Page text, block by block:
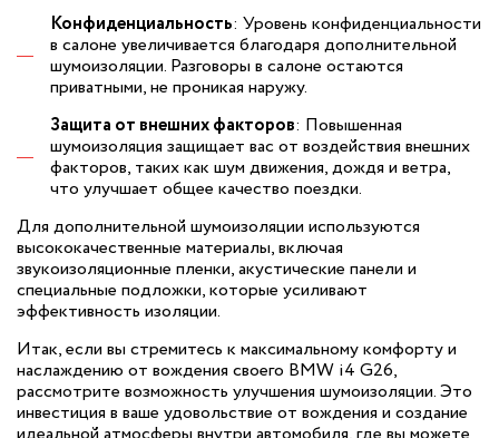
Конфиденциальность: Уровень конфиденциальности
в салоне увеличивается благодаря дополнительной
шумоизоляции. Разговоры в салоне остаются
приватными, не проникая наружу.
Защита от внешних факторов: Повышенная
шумоизоляция защищает вас от воздействия внешних
факторов, таких как шум движения, дождя и ветра,
что улучшает общее качество поездки.
Для дополнительной шумоизоляции используются
высококачественные материалы, включая
звукоизоляционные пленки, акустические панели и
специальные подложки, которые усиливают
эффективность изоляции.
Итак, если вы стремитесь к максимальному комфорту и
наслаждению от вождения своего BMW i4 G26,
рассмотрите возможность улучшения шумоизоляции. Это
инвестиция в ваше удовольствие от вождения и создание